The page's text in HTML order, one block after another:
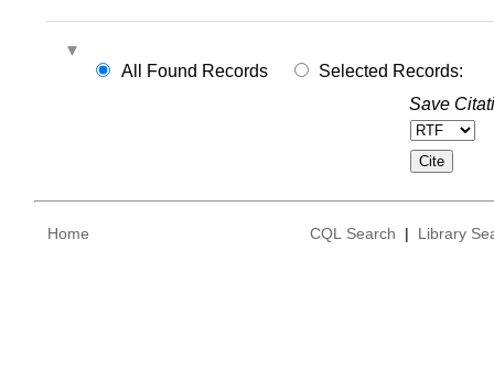
All Found Records
Selected Records:
Save
Home CQL Search | Library